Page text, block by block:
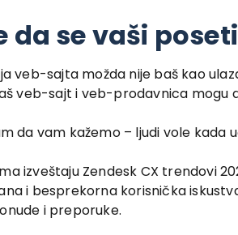
da se vaši
veb-sajta možda nije baš kao
veb-sajt i veb-prodavnica mogu
da vam kažemo – ljudi vole kada
izveštaju Zendesk CX trendovi
i besprekorna korisnička
i preporuke.